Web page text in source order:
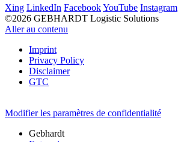
Xing LinkedIn FacebookYouTube Instagram
©2026 GEBHARDT Logistic Solutions
Aller au contenu
Imprint
Privacy Policy
Disclaimer
GTC
Modifier les paramètres de confidentialité
Gebhardt